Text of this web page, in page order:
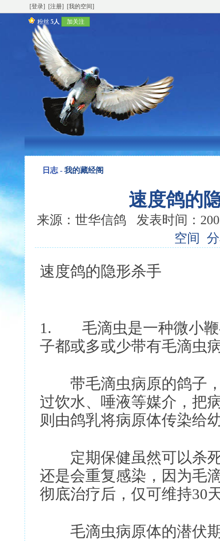
[登录] [注册] [我的空间]
粉丝 5人 加关注
日志 - 我的藏经阁
速度鸽的
来源：世华信鸽 发表时间：
空间
速度鸽的隐形杀手
1. 毛滴虫是一种微小鞭
子都或多或少带有毛滴虫
带毛滴虫病原的鸽子，
过饮水、唾液等媒介，把
则由鸽乳将病原体传染给
定期保健虽然可以杀死
还是会重复感染，因为毛
彻底治疗后，仅可维持30
毛滴虫病原体的潜伏期